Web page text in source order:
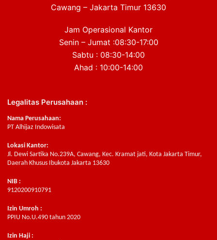
Cawang – Jakarta Timur 13630
Jam Operasional Kantor
Senin – Jumat :08:30-17:00
Sabtu : 08:30-14:00
Ahad : 10:00-14:00
Legalitas Perusahaan :
Nama Perusahaan:
PT Alhijaz Indowisata
Lokasi Kantor:
Jl. Dewi Sartika No.239A, Cawang, Kec. Kramat jati, Kota Jakarta Timur,
Daerah Khusus Ibukota Jakarta 13630
NIB :
9120200910791
Izin Umroh :
PPIU No.U.490 tahun 2020
Izin Haji :